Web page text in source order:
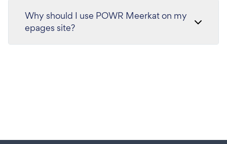
Why should I use POWR Meerkat on my
epages site?